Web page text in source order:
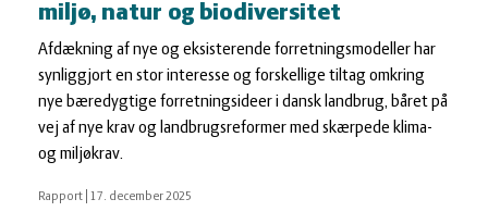
miljø, natur og biodiversitet
Afdækning af nye og eksisterende forretningsmodeller har
synliggjort en stor interesse og forskellige tiltag omkring
nye bæredygtige forretningsideer i dansk landbrug, båret på
vej af nye krav og landbrugsreformer med skærpede klima-
og miljøkrav.
Rapport 17. december 2025